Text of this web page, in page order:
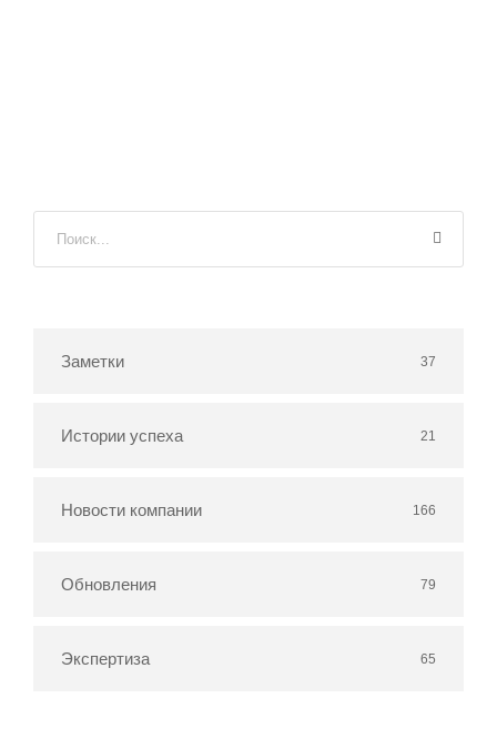
Заметки 37
Истории успеха 21
Новости компании 166
Обновления 79
Экспертиза 65